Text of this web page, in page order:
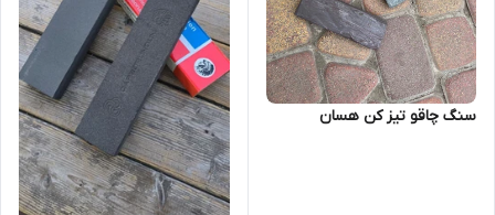
سنگ چاقو تیز کن هسان